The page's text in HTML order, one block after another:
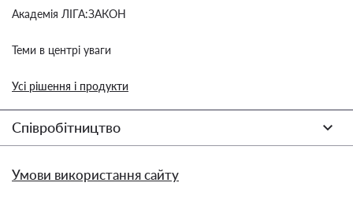
Академія ЛІГА:ЗАКОН
Теми в центрі уваги
Усі рішення і продукти
Співробітництво
Умови використання сайту